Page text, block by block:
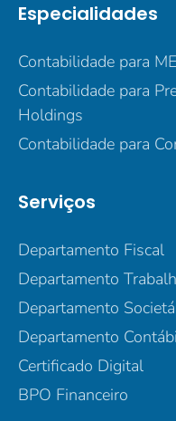
Especialidades
Contabilidade para
Contabilidade para
Holdings
Contabilidade para
Serviços
Departamento Fiscal
Departamento
Departamento
Departamento
Certificado Digital
BPO Financeiro